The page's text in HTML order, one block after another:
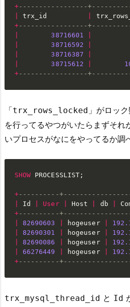
+-----------------
trx_id
+-----------------
38716601
38716592
38716387
38715612
+-----------------
「trx_rows_locked 」がロッ
を行ってるやつがいたらまずそれ
いプロセスがなにをやってるか調
SHOW PROCESSLIST ;
+----------
Id User Host db
+----------
82690603 hogeuser
82690301 hogeuser
82690086 hogeuser
66276449 hogeuser
+----------
trx_mysql_thread_id と Id